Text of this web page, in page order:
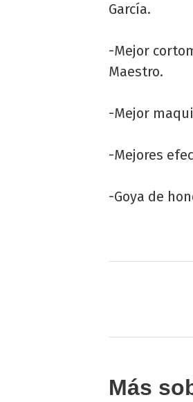
García.
-Mejor
Maestro.
-Mejor
-Mejores
-Goya de
Más